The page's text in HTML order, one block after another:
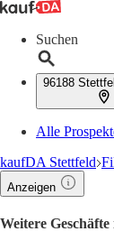
Suchen
96188
Alle
kaufDA Stettfeld
Anzeigen
Weitere